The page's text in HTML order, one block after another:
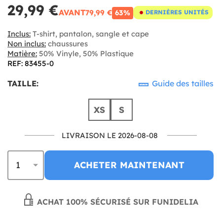
29,99 €AVANT79,99 € 63% DERNIÈRES UNITÉS
Inclus: T-shirt, pantalon, sangle et cape
Non inclus: chaussures
Matière: 50% Vinyle, 50% Plastique
REF: 83455-0
TAILLE: Guide des tailles
XS S
LIVRAISON LE 2026-08-08
ACHETER MAINTENANT
ACHAT 100% SÉCURISÉ SUR FUNIDELIA